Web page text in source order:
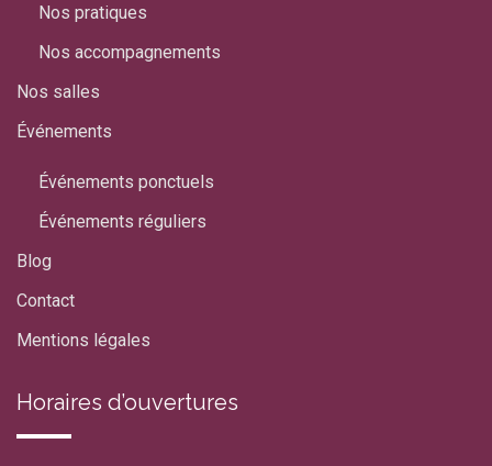
Nos pratiques
Nos accompagnements
Nos salles
Événements
Événements ponctuels
Événements réguliers
Blog
Contact
Mentions légales
Horaires d’ouvertures